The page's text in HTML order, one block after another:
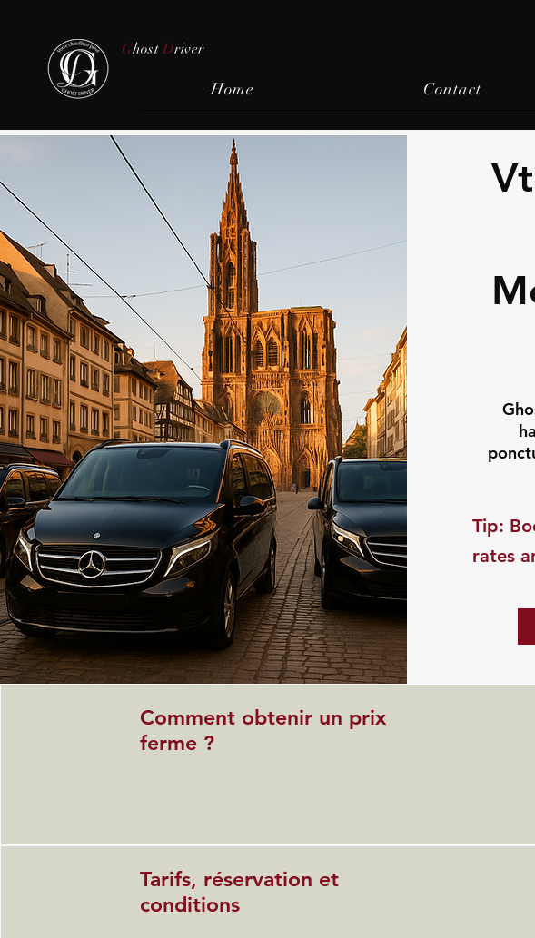
Ghost Driver
Home Contact
​Tip:
rates
Comment obtenir un prix
ferme ?
Tarifs, réservation et
conditions